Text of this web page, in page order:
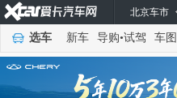
北京车市
选车 新车 导购•试驾 车图